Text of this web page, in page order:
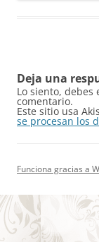
Deja una
Lo siento, debes
comentario.
Este sitio usa
se procesan los
Funciona gracias a